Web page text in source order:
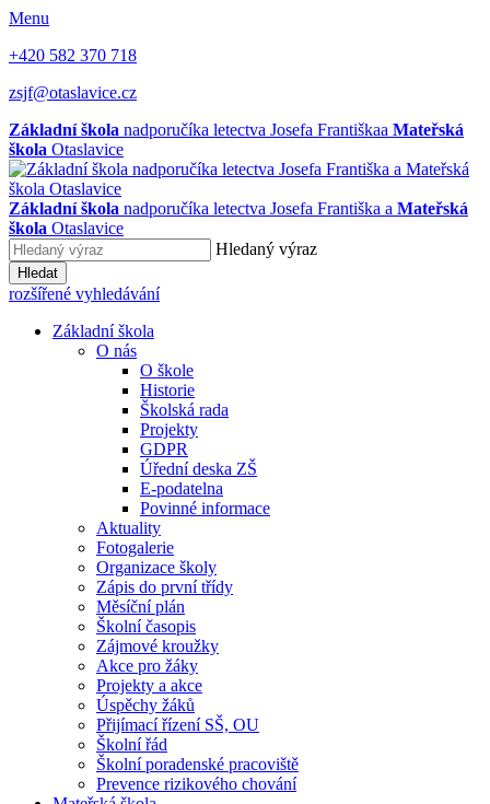
Menu
+420 582 370 718
zsjf@otaslavice.cz
Základní škola nadporučíka letectva Josefa Františkaa Mateřská
škola Otaslavice
Základní škola nadporučíka letectva Josefa Františka a Mateřská
škola Otaslavice
Hledaný výraz
Hledat
rozšířené vyhledávání
Základní škola
O nás
O škole
Historie
Školská rada
Projekty
GDPR
Úřední deska ZŠ
E-podatelna
Povinné informace
Aktuality
Fotogalerie
Organizace školy
Zápis do první třídy
Měsíční plán
Školní časopis
Zájmové kroužky
Akce pro žáky
Projekty a akce
Úspěchy žáků
Přijímací řízení SŠ, OU
Školní řád
Školní poradenské pracoviště
Prevence rizikového chování